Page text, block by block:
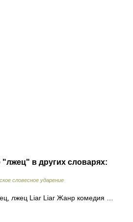
"лжец" в других словарях:
словесное ударение
лжец Liar Liar Жанр комедия …